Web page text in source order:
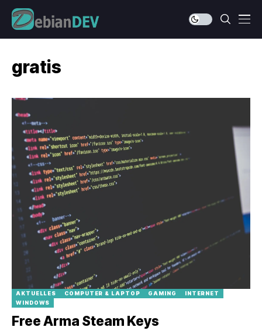
gratis
AKTUELLES COMPUTER & LAPTOP GAMING
INTERNET
WINDOWS
Free Arma Steam Keys